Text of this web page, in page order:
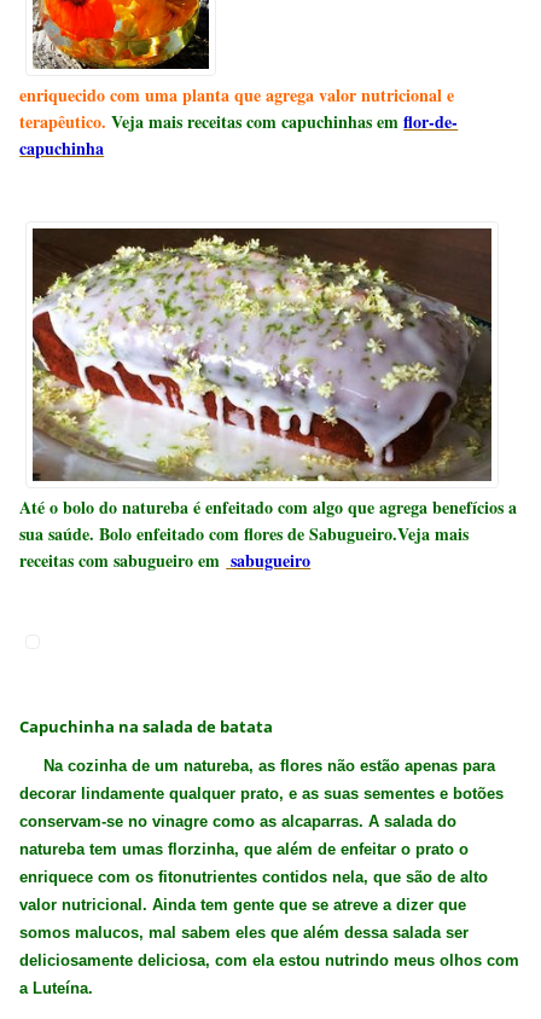
enriquecido com uma planta que agrega valor nutricional e
terapêutico.Veja mais receitas com capuchinhas emflor-de-
capuchinha
Até o bolo do natureba é enfeitado com algo que agrega benefícios a
sua saúde. Bolo enfeitado com flores de Sabugueiro.Veja mais
receitas com sabugueiro em sabugueiro
Capuchinha na salada de batata
Na cozinha de um natureba, as flores não estão apenas para
decorar lindamente qualquer prato, e as suas sementes e botões
conservam-se no vinagre como as alcaparras. A salada do
natureba tem umas florzinha, que além de enfeitar o prato o
enriquece com os fitonutrientes contidos nela, que são de alto
valor nutricional. Ainda tem gente que se atreve a dizer que
somos malucos, mal sabem eles que além dessa salada ser
deliciosamente deliciosa, com ela estou nutrindo meus olhos com
a Luteína.